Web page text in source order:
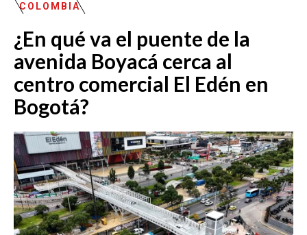
EMISIÓN 12:30 PM
EMISIÓN 7:00 PM
EMISIÓN 11:30 PM
COLOMBIA
¿En qué va el puente de la
avenida Boyacá cerca al
centro comercial El Edén en
Bogotá?